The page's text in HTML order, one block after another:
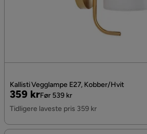
Kallisti Vegglampe E27, Kobber/Hvit
Pris
359 kr
Original
Pris
Før 539 kr
Tidligere laveste pris 359 kr